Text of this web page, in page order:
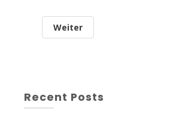
Weiter
Recent Posts